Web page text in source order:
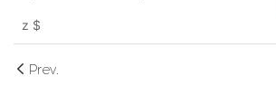
z $
Prev.